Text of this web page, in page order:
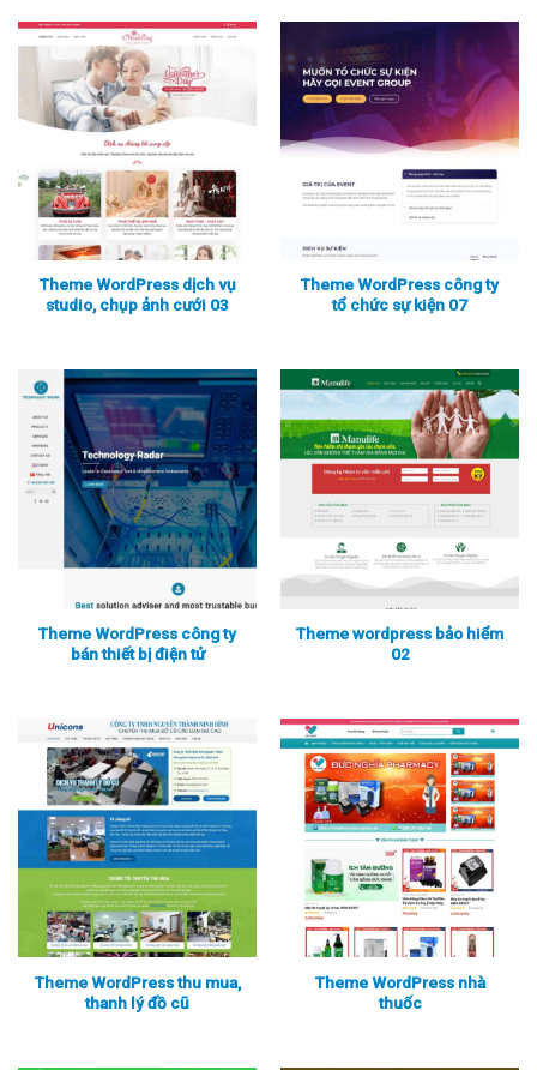
Xem thực tế Xem chi tiết
Theme WordPress dịch vụ
studio, chụp ảnh cưới 03
Xem thực tế Xem chi tiết
Theme WordPress công ty
tổ chức sự kiện 07
Xem thực tế Xem chi tiết
Theme WordPress công ty
bán thiết bị điện tử
Xem thực tế Xem chi tiết
Theme wordpress bảo hiểm
02
Theme WordPress thu mua,
thanh lý đồ cũ
Theme WordPress nhà
thuốc